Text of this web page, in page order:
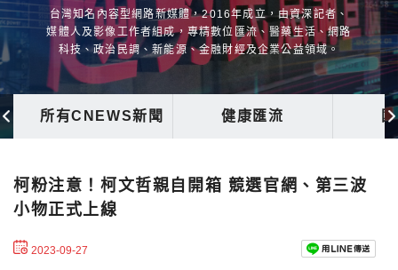
台灣知名內容型網路新媒體，2016年成立，由資深記者、
媒體人及影像工作者組成，專精數位匯流、醫藥生活、網路
科技、政治民調、新能源、金融財經及企業公益領域。
所有CNEWS新聞 健康匯流
柯粉注意！柯文哲親自開箱 競選官網、第三波
小物正式上線
2023-09-27